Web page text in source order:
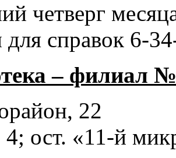
четверг
справок 6-
– филиал
22
4; ост. «11-й